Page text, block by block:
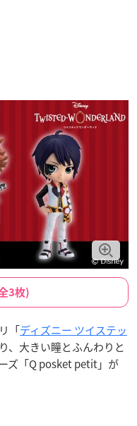
3枚)
「ディズニー ツイステッ
、大きい瞳とふんわりと
ズ「Q posket petit」が